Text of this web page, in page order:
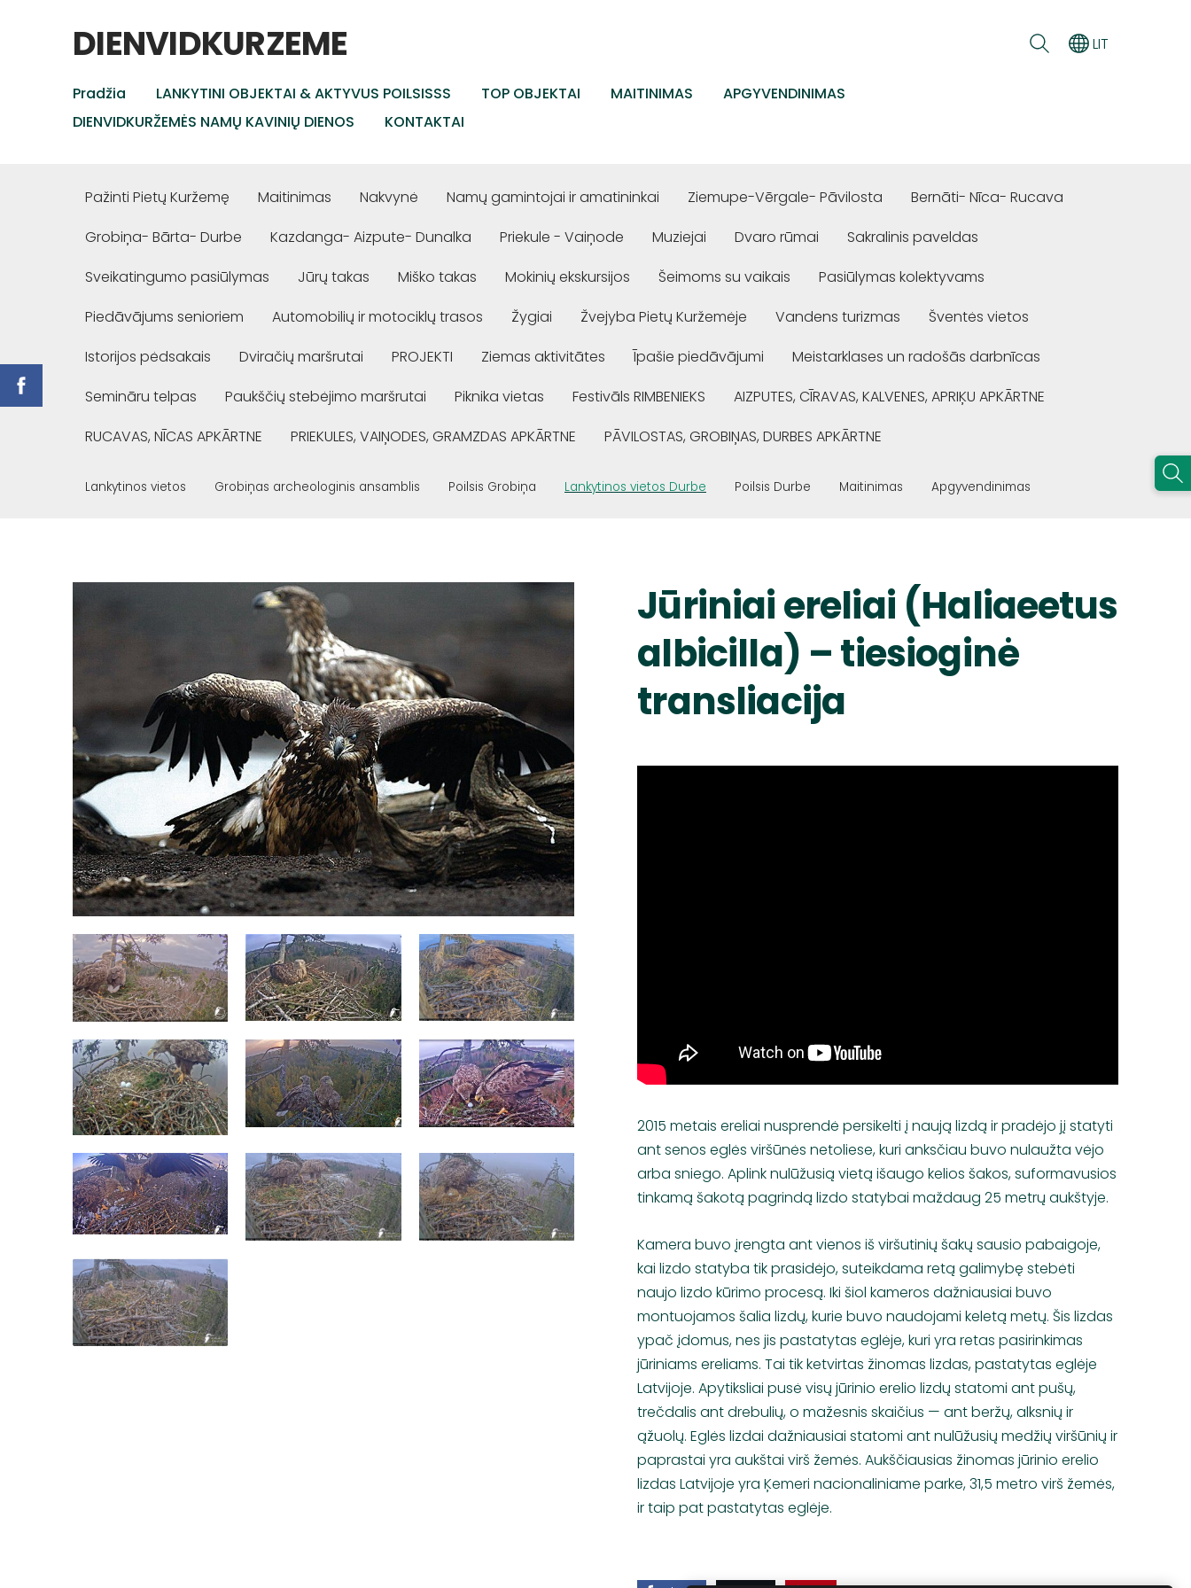
DIENVIDKURZEME
Pradžia LANKYTINI OBJEKTAI & AKTYVUS POILSISSS TOP OBJEKTAI MAITINIMAS
APGYVENDINIMAS
DIENVIDKURŽEMĖS NAMŲ KAVINIŲ DIENOS
KONTAKTAI
LIT
Pažinti Pietų Kuržemę Maitinimas Nakvynė Namų gamintojai ir amatininkai Ziemupe-Vērgale- Pāvilosta
Bernāti- Nīca- Rucava
Grobiņa- Bārta- Durbe
Kazdanga- Aizpute- Dunalka Priekule - Vaiņode Muziejai Dvaro rūmai
Sakralinis paveldas
Sveikatingumo pasiūlymas
Jūrų takas Miško takas Mokinių ekskursijos Šeimoms su vaikais
Pasiūlymas kolektyvams
Piedāvājums senioriem
Automobilių ir motociklų trasos Žygiai Žvejyba Pietų Kuržemėje Vandens turizmas
Šventės vietos
Istorijos pėdsakais
Dviračių maršrutai PROJEKTI Ziemas aktivitātes Īpašie piedāvājumi
Meistarklases un radošās darbnīcas
Semināru telpas
Paukščių stebėjimo maršrutai Piknika vietas Festivāls RIMBENIEKS
AIZPUTES, CĪRAVAS, KALVENES, APRIĶU APKĀRTNE
RUCAVAS, NĪCAS APKĀRTNE
PRIEKULES, VAIŅODES, GRAMZDAS APKĀRTNE PĀVILOSTAS, GROBIŅAS, DURBES APKĀRTNE
Lankytinos vietos Grobiņas archeologinis ansamblis Poilsis Grobiņa Lankytinos vietos Durbe Poilsis Durbe Maitinimas Apgyvendinimas
Jūriniai ereliai (Haliaeetus
albicilla) – tiesioginė
transliacija
2015 metais ereliai nusprendė persikelti į naują lizdą ir pradėjo jį statyti
ant senos eglės viršūnės netoliese, kuri anksčiau buvo nulaužta vėjo
arba sniego. Aplink nulūžusią vietą išaugo kelios šakos, suformavusios
tinkamą šakotą pagrindą lizdo statybai maždaug 25 metrų aukštyje.
Kamera buvo įrengta ant vienos iš viršutinių šakų sausio pabaigoje,
kai lizdo statyba tik prasidėjo, suteikdama retą galimybę stebėti
naujo lizdo kūrimo procesą. Iki šiol kameros dažniausiai buvo
montuojamos šalia lizdų, kurie buvo naudojami keletą metų. Šis lizdas
ypač įdomus, nes jis pastatytas eglėje, kuri yra retas pasirinkimas
jūriniams ereliams. Tai tik ketvirtas žinomas lizdas, pastatytas eglėje
Latvijoje. Apytiksliai pusė visų jūrinio erelio lizdų statomi ant pušų,
trečdalis ant drebulių, o mažesnis skaičius — ant beržų, alksnių ir
ąžuolų. Eglės lizdai dažniausiai statomi ant nulūžusių medžių viršūnių ir
paprastai yra aukštai virš žemės. Aukščiausias žinomas jūrinio erelio
lizdas Latvijoje yra Ķemeri nacionaliniame parke, 31,5 metro virš žemės,
ir taip pat pastatytas eglėje.